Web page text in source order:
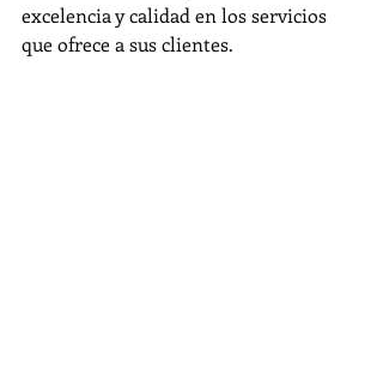
excelencia y calidad en los servicios
que ofrece a sus clientes.